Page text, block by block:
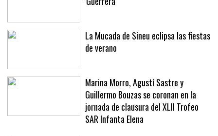
La Mucada de Sineu eclipsa las fiestas
de verano
Marina Morro, Agustí Sastre y
Guillermo Bouzas se coronan en la
jornada de clausura del XLII Trofeo
SAR Infanta Elena